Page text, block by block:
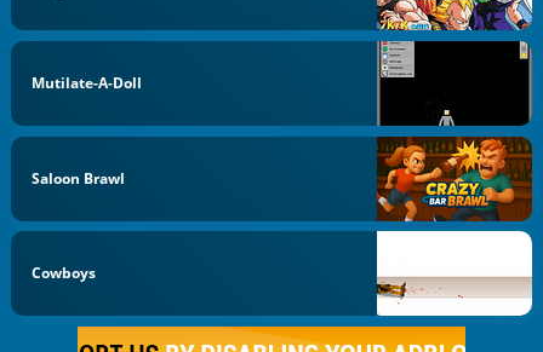
Mutilate-A-Doll
Saloon Brawl
Cowboys